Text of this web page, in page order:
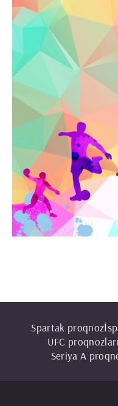
Spartak proqnoz
UFС proqnozları
Seriya A